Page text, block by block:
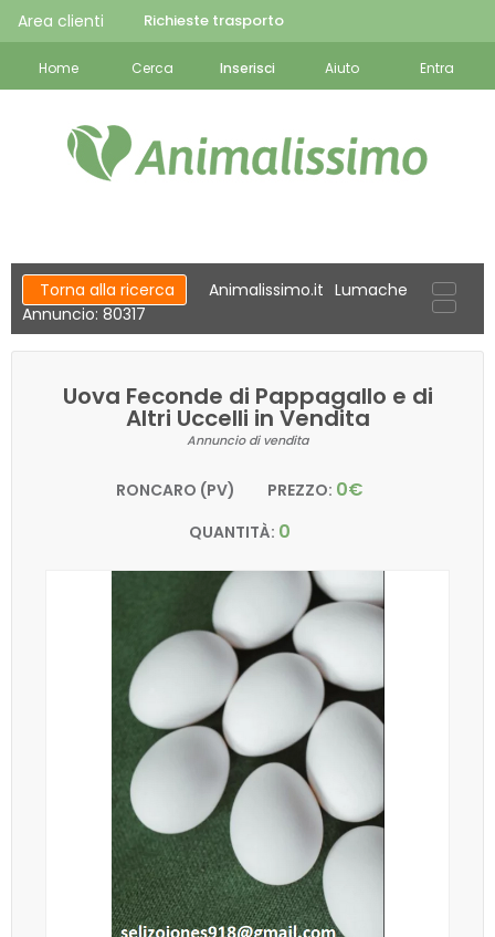
Area clienti Richieste trasporto
Home Cerca Inserisci Aiuto Entra
Torna alla ricerca Animalissimo.it Lumache
Annuncio: 80317
Uova Feconde di Pappagallo e di
Altri Uccelli in Vendita
Annuncio di vendita
RONCARO (PV) PREZZO: 0€
QUANTITÀ: 0